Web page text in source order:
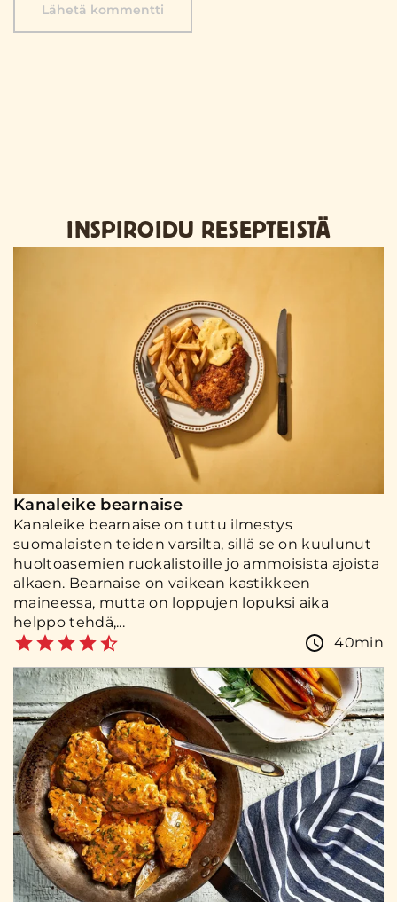
Lähetä kommentti
INSPIROIDU RESEPTEISTÄ
Kanaleike bearnaise
Kanaleike bearnaise on tuttu ilmestys
suomalaisten teiden varsilta, sillä se on kuulunut
huoltoasemien ruokalistoille jo ammoisista ajoista
alkaen. Bearnaise on vaikean kastikkeen
maineessa, mutta on loppujen lopuksi aika
helppo tehdä,...
40min